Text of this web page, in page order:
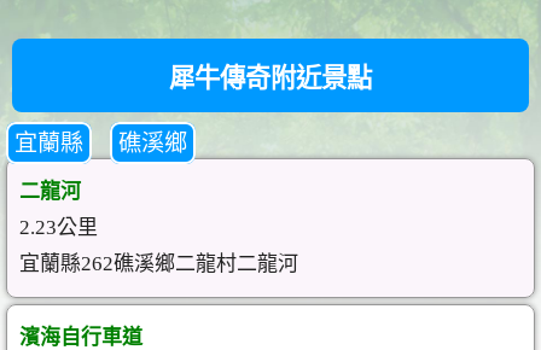
犀牛傳奇附近景點
宜蘭縣 礁溪鄉
二龍河
2.23公里
宜蘭縣262礁溪鄉二龍村二龍河
濱海自行車道